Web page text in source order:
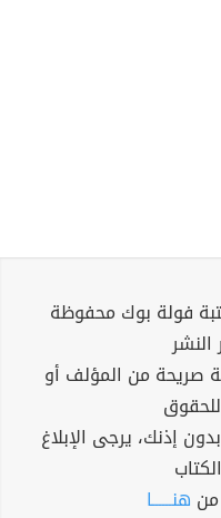
فولة بوك محفوظة
صريحة من المؤلف أو
إذنك، يرجى الإبلاغ
من هنــــــا